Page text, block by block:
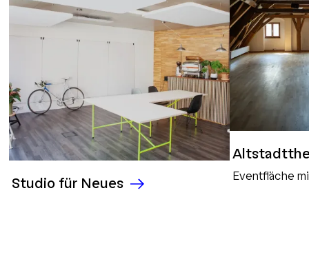
Studio für Neues Eventfläche